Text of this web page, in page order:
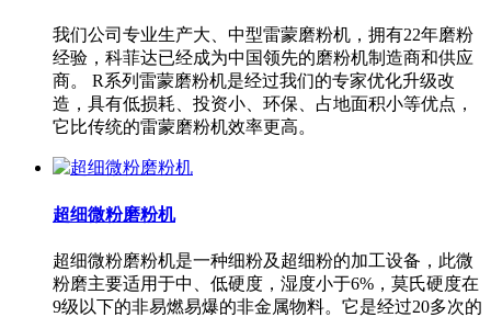
我们公司专业生产大、中型雷蒙磨粉机，拥有22年磨粉
经验，科菲达已经成为中国领先的磨粉机制造商和供应
商。 R系列雷蒙磨粉机是经过我们的专家优化升级改
造，具有低损耗、投资小、环保、占地面积小等优点，
它比传统的雷蒙磨粉机效率更高。
超细微粉磨粉机
超细微粉磨粉机是一种细粉及超细粉的加工设备，此微
粉磨主要适用于中、低硬度，湿度小于6%，莫氏硬度在
9级以下的非易燃易爆的非金属物料。它是经过20多次的